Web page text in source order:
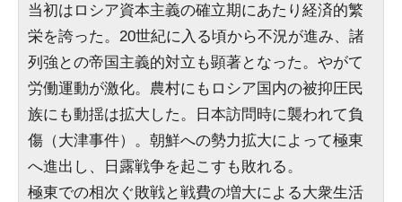
当初はロシア資本主義の確立期にあたり経済的繁
栄を誇った。20世紀に入る頃から不況が進み、諸
列強との帝国主義的対立も顕著となった。やがて
労働運動が激化。農村にもロシア国内の被抑圧民
族にも動揺は拡大した。日本訪問時に襲われて負
傷（大津事件）。朝鮮への勢力拡大によって極東
へ進出し、日露戦争を起こすも敗れる。
極東での相次ぐ敗戦と戦費の増大による大衆生活